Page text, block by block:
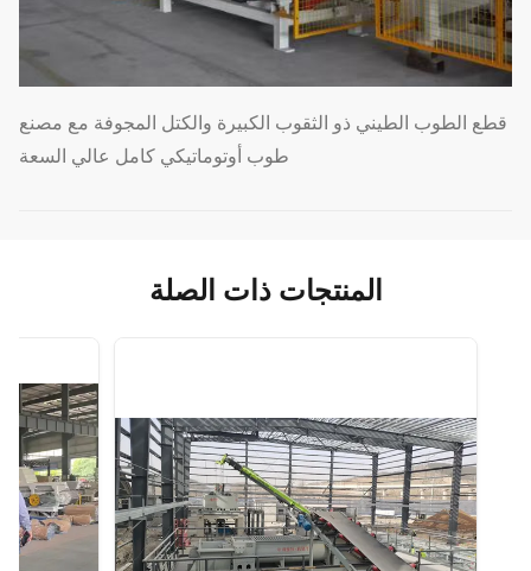
قطع الطوب الطيني ذو الثقوب الكبيرة والكتل المجوفة مع مصنع
طوب أوتوماتيكي كامل عالي السعة
المنتجات ذات الصلة